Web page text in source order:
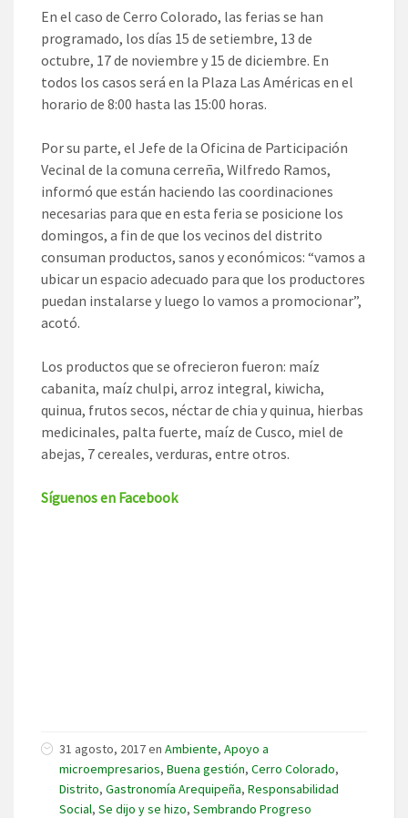
En el caso de Cerro Colorado, las ferias se han
programado, los días 15 de setiembre, 13 de
octubre, 17 de noviembre y 15 de diciembre. En
todos los casos será en la Plaza Las Américas en el
horario de 8:00 hasta las 15:00 horas.
Por su parte, el Jefe de la Oficina de Participación
Vecinal de la comuna cerreña, Wilfredo Ramos,
informó que están haciendo las coordinaciones
necesarias para que en esta feria se posicione los
domingos, a fin de que los vecinos del distrito
consuman productos, sanos y económicos: “vamos a
ubicar un espacio adecuado para que los productores
puedan instalarse y luego lo vamos a promocionar”,
acotó.
Los productos que se ofrecieron fueron: maíz
cabanita, maíz chulpi, arroz integral, kiwicha,
quinua, frutos secos, néctar de chia y quinua, hierbas
medicinales, palta fuerte, maíz de Cusco, miel de
abejas, 7 cereales, verduras, entre otros.
Síguenos en Facebook
31 agosto, 2017en Ambiente, Apoyo a
microempresarios, Buena gestión, Cerro Colorado,
Distrito, Gastronomía Arequipeña, Responsabilidad
Social, Se dijo y se hizo, Sembrando Progreso